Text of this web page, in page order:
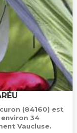
(84160) est
34
Vaucluse.